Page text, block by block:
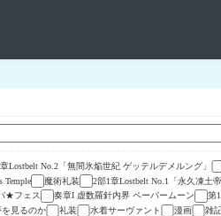
Lostbelt No.2「無間氷焔世紀 ゲッテルデメルング」
Temple 魔術礼装
2部1章Lostbelt No.1「永久凍土
★フェス 奏章I 虚数羅針内界 ペーパームーン
第
見るのか
礼装 水着サーヴァント 漫画 雑